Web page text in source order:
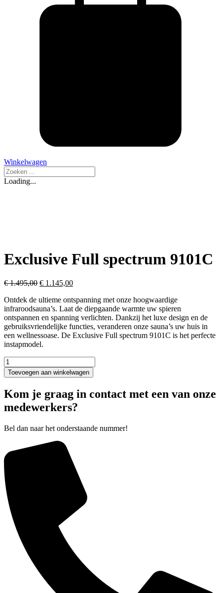
Winkelwagen
Search
...
Loading...
Exclusive Full spectrum 9101C
€1.495,00 Oorspronkelijke
was:
€ 1.495,00.
€ 1.145,00Huidige
is:
€ 1.145,00.
Ontdek de ultieme ontspanning met onze hoogwaardige
infraroodsauna’s. Laat de diepgaande warmte uw spieren
ontspannen en spanning verlichten. Dankzij het luxe design en de
gebruiksvriendelijke functies, veranderen onze sauna’s uw huis in
een wellnessoase. De Exclusive Full spectrum 9101C is het perfecte
instapmodel.
Exclusive
Full
spectrum
aantal
Toevoegen aan winkelwagen
Kom je graag in contact met een van onze
medewerkers?
Bel dan naar het onderstaande nummer!